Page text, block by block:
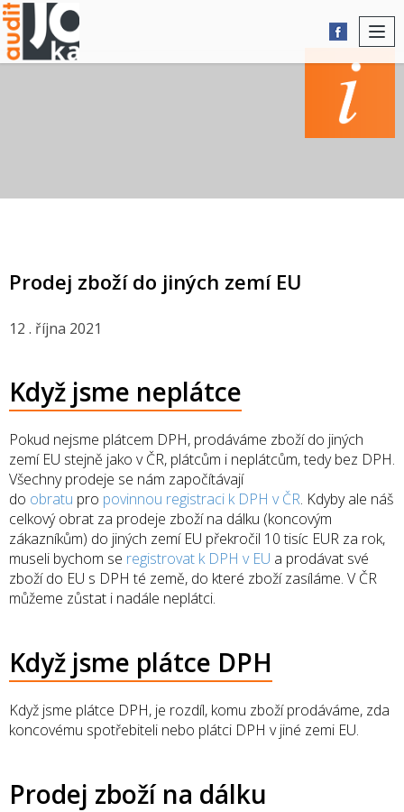
Prodej zboží do jiných zemí EU
12 . října 2021
Když jsme neplátce
Pokud nejsme plátcem DPH, prodáváme zboží do jiných
zemí EU stejně jako v ČR, plátcům i neplátcům, tedy bez DPH.
Všechny prodeje se nám započítávají
do obratu pro povinnou registraci k DPH v ČR. Kdyby ale náš
celkový obrat za prodeje zboží na dálku (koncovým
zákazníkům) do jiných zemí EU překročil 10 tisíc EUR za rok,
museli bychom se registrovat k DPH v EU a prodávat své
zboží do EU s DPH té země, do které zboží zasíláme. V ČR
můžeme zůstat i nadále neplátci.
Když jsme plátce DPH
Když jsme plátce DPH, je rozdíl, komu zboží prodáváme, zda
koncovému spotřebiteli nebo plátci DPH v jiné zemi EU.
Prodej zboží na dálku